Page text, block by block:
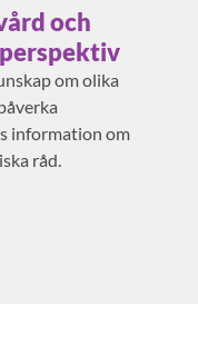
och
om olika
information om
råd.